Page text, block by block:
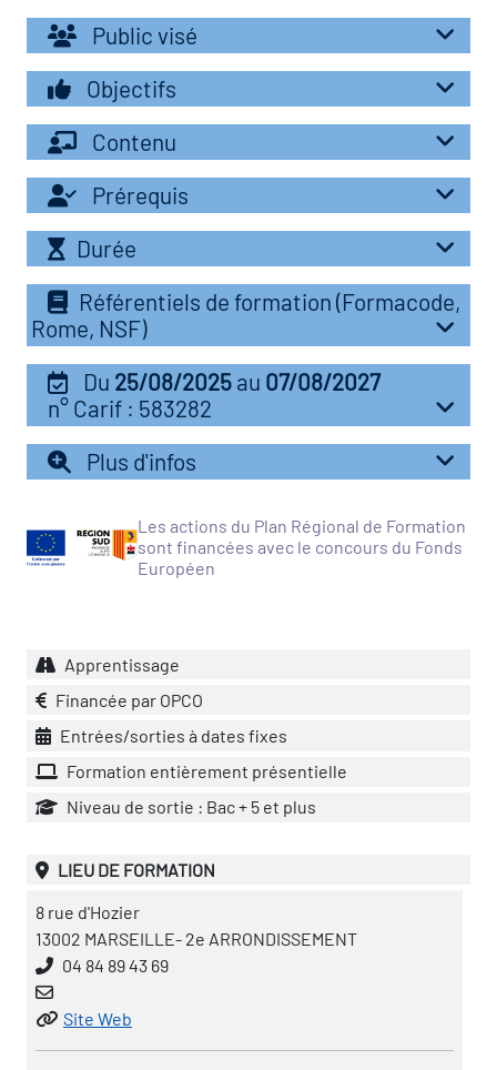
les métiers
clés métiers et
lieu d'information ou
des métiers en
des transitions
de l'Economie
Solidaire (ESS)
du secteur sanitaire
de l'Industrie
emploi-formation
des secteurs
Public visé
Objectifs
Contenu
Prérequis
Durée
Référentiels de formation (Formacode,
Rome, NSF)
Du 25/08/2025 au 07/08/2027
n° Carif : 583282
Plus d'infos
Les actions du Plan Régional de Formation
sont financées avec le concours du Fonds
Européen
Apprentissage
Financée par OPCO
Entrées/sorties à dates fixes
Formation entièrement présentielle
Niveau de sortie : Bac + 5 et plus
LIEU DE FORMATION
8 rue d'Hozier
13002 MARSEILLE- 2e ARRONDISSEMENT
04 84 89 43 69
Site Web